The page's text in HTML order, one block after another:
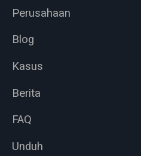
Perusahaan
Blog
Kasus
Berita
FAQ
Unduh